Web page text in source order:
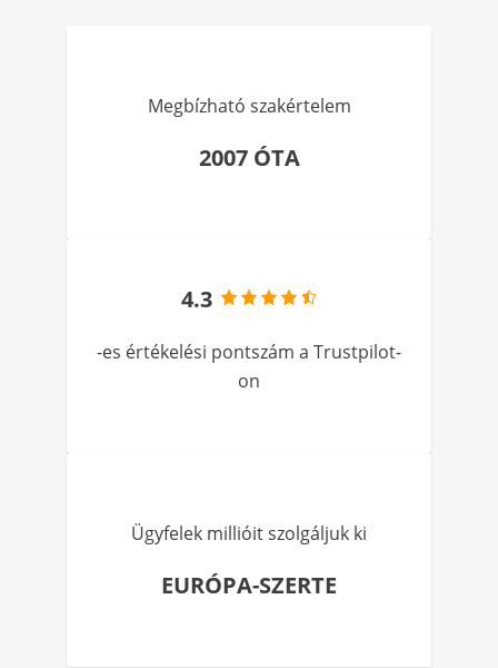
Megbízható szakértelem
2007 ÓTA
4.3
-es értékelési pontszám a Trustpilot-
on
Ügyfelek millióit szolgáljuk ki
EURÓPA-SZERTE